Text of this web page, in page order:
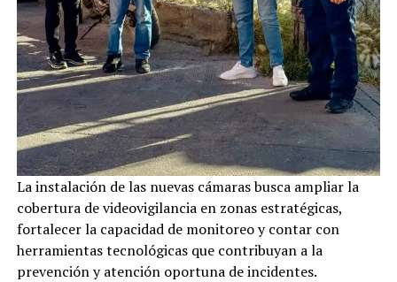
La instalación de las nuevas cámaras busca ampliar la
cobertura de videovigilancia en zonas estratégicas,
fortalecer la capacidad de monitoreo y contar con
herramientas tecnológicas que contribuyan a la
prevención y atención oportuna de incidentes.